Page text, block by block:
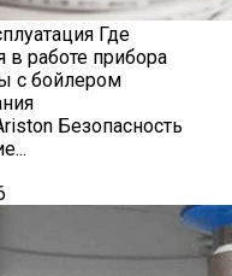
Датчика
Где
в работе прибора
с бойлером
Безопасность